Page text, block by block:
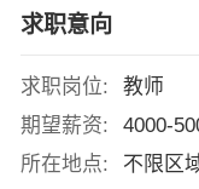
求职意向
求职岗位:
教师
期望薪资:
4000-
所在地点:
不限区